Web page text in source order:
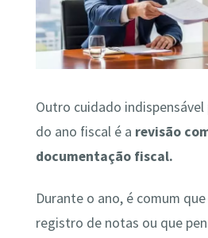
Outro cuidado
do ano fiscal é a revisão
documentação fiscal.
Durante o ano, é comum
registro de notas ou que